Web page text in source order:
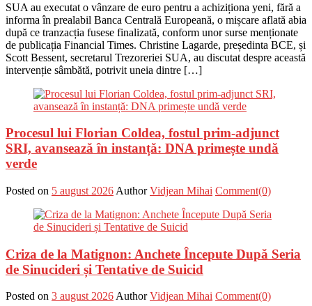
SUA au executat o vânzare de euro pentru a achiziționa yeni, fără a
informa în prealabil Banca Centrală Europeană, o mișcare aflată abia
după ce tranzacția fusese finalizată, conform unor surse menționate
de publicația Financial Times. Christine Lagarde, președinta BCE, și
Scott Bessent, secretarul Trezoreriei SUA, au discutat despre această
intervenție sâmbătă, potrivit uneia dintre […]
Procesul lui Florian Coldea, fostul prim-adjunct
SRI, avansează în instanță: DNA primește undă
verde
Posted on 5 august 2026 Author Vidjean Mihai Comment(0)
Criza de la Matignon: Anchete Începute După Seria
de Sinucideri și Tentative de Suicid
Posted on 3 august 2026 Author Vidjean Mihai Comment(0)